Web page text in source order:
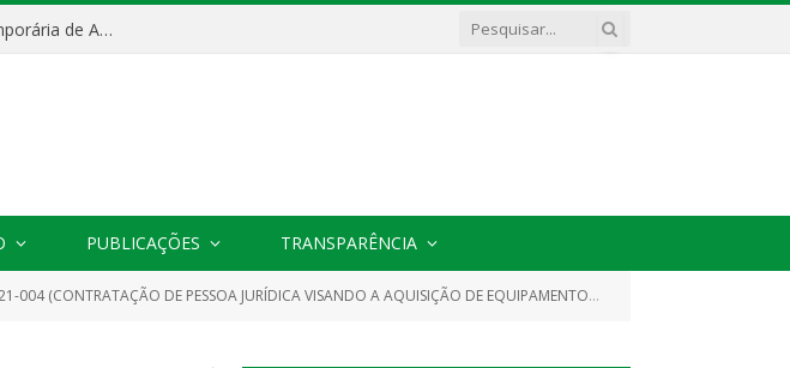
Processo Seletivo nº 001/2025 para Contratação Temporária de Agentes Comunitários de Saúde (ACS)
PUBLICAÇÕES TRANSPARÊNCIA
PESSOA JURÍDICA VISANDO A AQUISIÇÃO DE EQUIPAMENTOS DEINFORMÁTICA PARA ATENDER AS NECESSIDADES DA SECRETARIA DE EDUCAÇÃO DO MUNICIPIODE CACHOEIRA DO PIRIÁ/PA)